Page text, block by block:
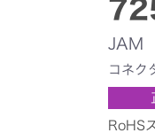
JAM
コネク
RoHS